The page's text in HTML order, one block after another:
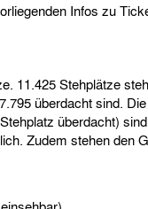
Infos zu
11.425 Stehplätze
überdacht sind.
überdacht)
Zudem stehen den